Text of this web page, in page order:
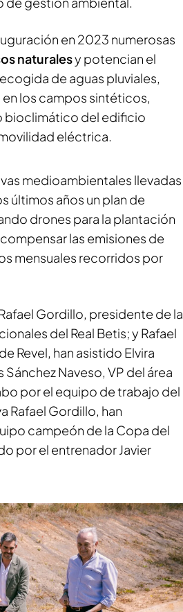
en 2023 numerosas
naturalesy potencian el
de aguas pluviales,
los campos sintéticos,
bioclimático del edificio
eléctrica.
medioambientales llevadas
últimos años un plan de
drones para la plantación
las emisiones de
mensuales recorridos por
Gordillo, presidente de la
del Real Betis; y Rafael
Revel, han asistido Elvira
Naveso, VP del área
por el equipo de trabajo del
Rafael Gordillo, han
campeón de la Copa del
por el entrenador Javier